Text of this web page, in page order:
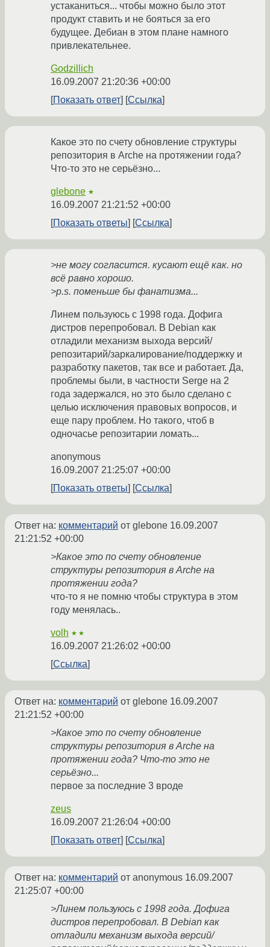
устаканиться... чтобы можно было этот
продукт ставить и не бояться за его
будущее. Дебиан в этом плане намного
привлекательнее.
Godzillich
16.09.2007 21:20:36 +00:00
Показать ответ
Ссылка
Какое это по счету обновление структуры
репозитория в Arche на протяжении года?
Что-то это не серьёзно...
glebone ★
16.09.2007 21:21:52 +00:00
Показать ответы
Ссылка
>не могу согласится. кусают ещё как. но
всё равно хорошо.
>p.s. поменьше бы фанатизма...
Линем пользуюсь с 1998 года. Дофига
дистров перепробовал. В Debian как
отладили механизм выхода версий/
репозитарий/заркалирование/поддержку и
разработку пакетов, так все и работает. Да,
проблемы были, в частности Serge на 2
года задержался, но это было сделано с
целью исключения правовых вопросов, и
еще пару проблем. Но такого, чтоб в
одночасье репозитарии ломать...
anonymous
16.09.2007 21:25:07 +00:00
Показать ответы
Ссылка
Ответ на: комментарий от glebone 16.09.2007
21:21:52 +00:00
>Какое это по счету обновление
структуры репозитория в Arche на
протяжении года?
что-то я не помню чтобы структура в этом
году менялась..
volh ★★
16.09.2007 21:26:02 +00:00
Ссылка
Ответ на: комментарий от glebone 16.09.2007
21:21:52 +00:00
>Какое это по счету обновление
структуры репозитория в Arche на
протяжении года? Что-то это не
серьёзно...
первое за последние 3 вроде
zeus
16.09.2007 21:26:04 +00:00
Показать ответ
Ссылка
Ответ на: комментарий от anonymous 16.09.2007
21:25:07 +00:00
>Линем пользуюсь с 1998 года. Дофига
дистров перепробовал. В Debian как
отладили механизм выхода версий/